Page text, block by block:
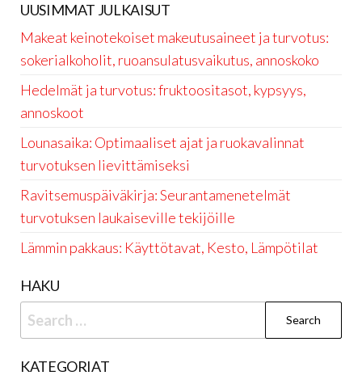
UUSIMMAT JULKAISUT
Makeat keinotekoiset makeutusaineet ja turvotus:
sokerialkoholit, ruoansulatusvaikutus, annoskoko
Hedelmät ja turvotus: fruktoositasot, kypsyys,
annoskoot
Lounasaika: Optimaaliset ajat ja ruokavalinnat
turvotuksen lievittämiseksi
Ravitsemuspäiväkirja: Seurantamenetelmät
turvotuksen laukaiseville tekijöille
Lämmin pakkaus: Käyttötavat, Kesto, Lämpötilat
HAKU
Search
for:
KATEGORIAT